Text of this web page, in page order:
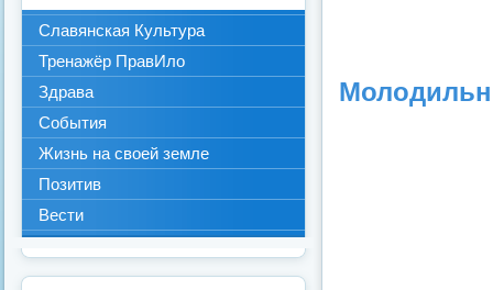
Славянская Культура
Тренажёр ПравИло
Здрава
События
Жизнь на своей земле
Позитив
Вести